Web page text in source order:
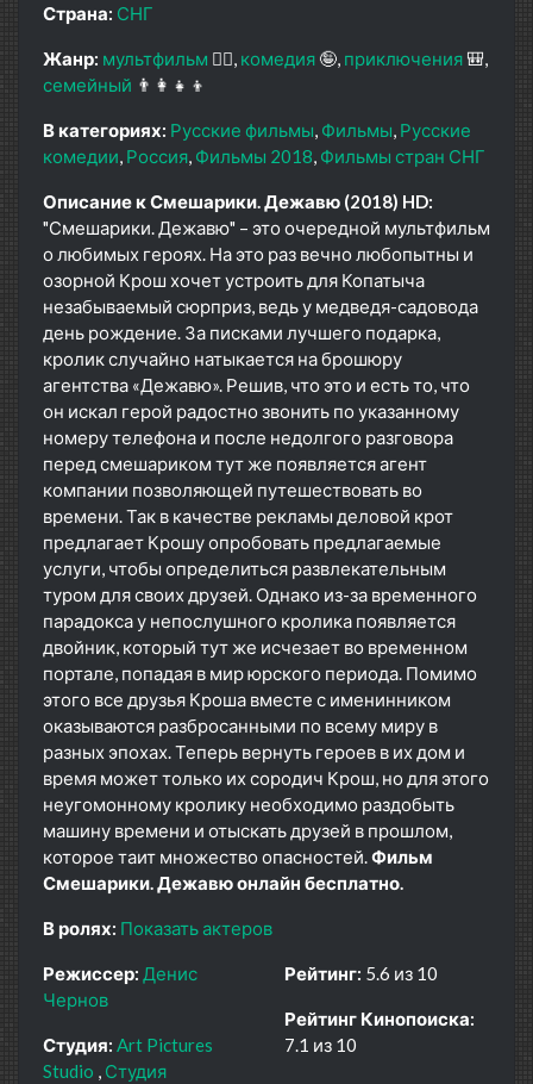
Страна: СНГ
Жанр: мультфильм 🧚‍♀️ комедия 🤪 приключения 🎒
семейный 👨‍👩‍👧‍👦
В категориях: Русские фильмы Фильмы Русские
комедии Россия Фильмы 2018 Фильмы стран СНГ
Описание к Смешарики. Дежавю (2018) HD:
"Смешарики. Дежавю" – это очередной мультфильм
о любимых героях. На это раз вечно любопытны и
озорной Крош хочет устроить для Копатыча
незабываемый сюрприз, ведь у медведя-садовода
день рождение. За писками лучшего подарка,
кролик случайно натыкается на брошюру
агентства «Дежавю». Решив, что это и есть то, что
он искал герой радостно звонить по указанному
номеру телефона и после недолгого разговора
перед смешариком тут же появляется агент
компании позволяющей путешествовать во
времени. Так в качестве рекламы деловой крот
предлагает Крошу опробовать предлагаемые
услуги, чтобы определиться развлекательным
туром для своих друзей. Однако из-за временного
парадокса у непослушного кролика появляется
двойник, который тут же исчезает во временном
портале, попадая в мир юрского периода. Помимо
этого все друзья Кроша вместе с именинником
оказываются разбросанными по всему миру в
разных эпохах. Теперь вернуть героев в их дом и
время может только их сородич Крош, но для этого
неугомонному кролику необходимо раздобыть
машину времени и отыскать друзей в прошлом,
которое таит множество опасностей.Фильм
Смешарики. Дежавю онлайн бесплатно.
В ролях: Показать актеров
Режиссер: Денис
Чернов
Студия: Art Pictures
Studio
Студия
Рейтинг: 5.6 из 10
Рейтинг Кинопоиска:
7.1 из 10